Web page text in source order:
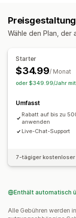
Großhandelspreise
Warenkorbrabatte
Dynamische Preise
Rabatte verwalten
Automatisierungen
Filterung
Preisgestaltung
Wähle den Plan, der
Starter
$34.99/ Monat
oder $349.99/Jahr mit
Umfasst
Rabatt auf bis zu
anwenden
Live-Chat-Support
7-tägiger
Enthält automatisch
Alle Gebühren werden